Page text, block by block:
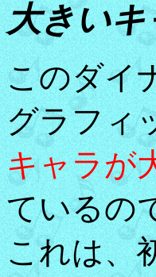
大きい
このダイ
グラフィ
キャラが
ているの
これは、